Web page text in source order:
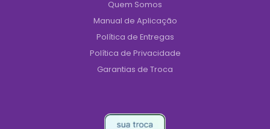
Quem Somos
Manual de Aplicação
Política de Entregas
Política de Privacidade
Garantias de Troca